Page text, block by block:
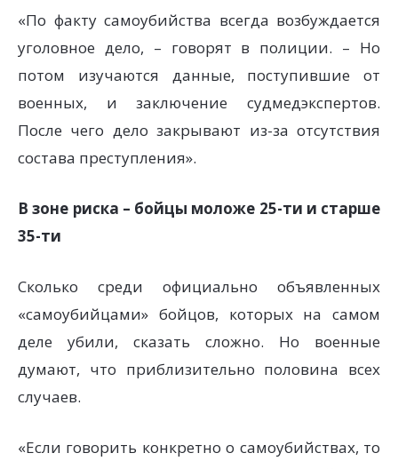
«По факту самоубийства всегда возбуждается
уголовное дело, – говорят в полиции. – Но
потом изучаются данные, поступившие от
военных, и заключение судмедэкспертов.
После чего дело закрывают из-за отсутствия
состава преступления».
В зоне риска – бойцы моложе 25-ти и старше
35-ти
Сколько среди официально объявленных
«самоубийцами» бойцов, которых на самом
деле убили, сказать сложно. Но военные
думают, что приблизительно половина всех
случаев.
«Если говорить конкретно о самоубийствах, то